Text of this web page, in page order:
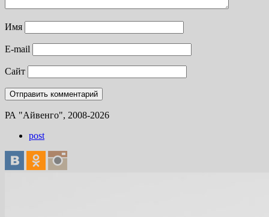
Имя
E-mail
Сайт
РА "Айвенго", 2008-2026
post